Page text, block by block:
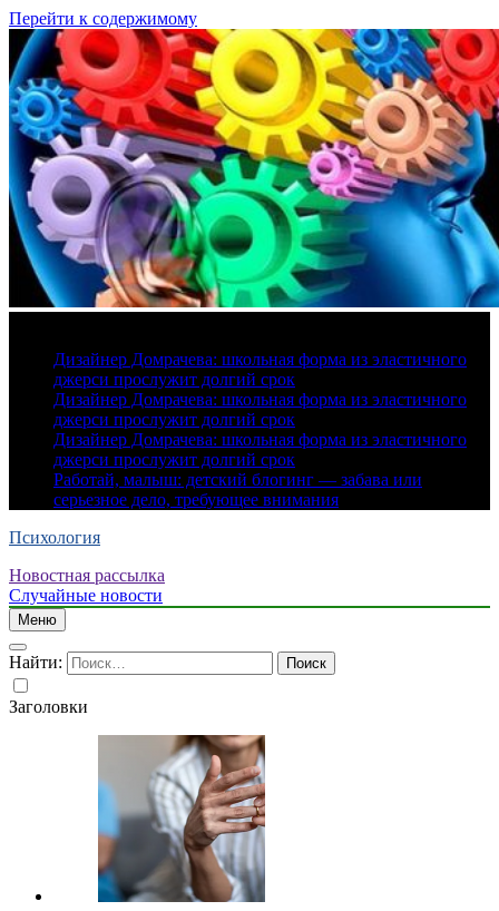
Перейти к содержимому
Дизайнер Домрачева: школьная форма из эластичного
джерси прослужит долгий срок
Дизайнер Домрачева: школьная форма из эластичного
джерси прослужит долгий срок
Дизайнер Домрачева: школьная форма из эластичного
джерси прослужит долгий срок
Работай, малыш: детский блогинг — забава или
серьезное дело, требующее внимания
Психология
Новостная рассылка
Случайные новости
Меню
Найти:
Заголовки